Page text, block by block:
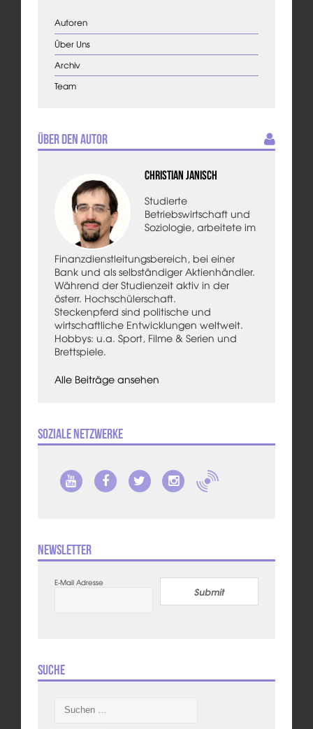
Autoren
Über Uns
Archiv
Team
Über den Autor
Christian Janisch
Studierte
Betriebswirtschaft und
Soziologie, arbeitete im
Finanzdienstleitungsbereich, bei einer
Bank und als selbständiger Aktienhändler.
Während der Studienzeit aktiv in der
österr. Hochschülerschaft.
Steckenpferd sind politische und
wirtschaftliche Entwicklungen weltweit.
Hobbys: u.a. Sport, Filme & Serien und
Brettspiele.
Alle Beiträge ansehen
Soziale Netzwerke
Newsletter
E-Mail Adresse
Submit
Suche
nach: